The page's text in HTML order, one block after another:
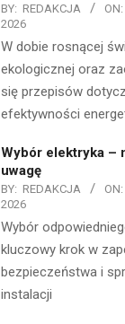
BY: REDAKCJA ON:
2026
W dobie rosnącej
ekologicznej oraz
się przepisów
efektywności
Wybór elektryka –
uwagę
BY: REDAKCJA ON:
2026
Wybór
kluczowy krok w
bezpieczeństwa i
instalacji